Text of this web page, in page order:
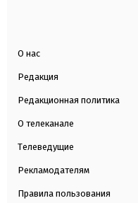
О нас
Редакция
Редакционная политика
О телеканале
Телеведущие
Рекламодателям
Правила пользования